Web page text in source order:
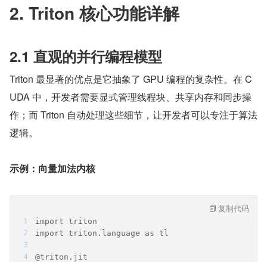
2. Triton 核心功能详解
2.1 直观的并行编程模型
Triton 最显著的优点是它抽象了 GPU 编程的复杂性。在 C
UDA 中，开发者需要显式管理线程块、共享内存和同步操
作；而 Triton 自动处理这些细节，让开发者可以专注于算法
逻辑。
示例：向量加法内核
import triton
import triton.language as tl
@triton.jit
复制代码